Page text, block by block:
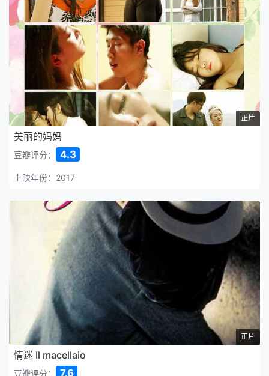
正片
美丽的妈妈
豆瓣评分： 4.3
上映年份：2017
正片
情迷 Il macellaio
豆瓣评分： 7.6